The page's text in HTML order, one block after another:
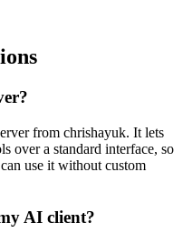
from chrishayuk. It lets
over a standard interface, so
use it without custom
AI client?